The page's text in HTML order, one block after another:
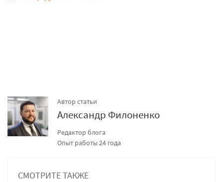
Автор статьи
Александр Филоненко
Редактор блога
Опыт работы 24 года
СМОТРИТЕ ТАКЖЕ